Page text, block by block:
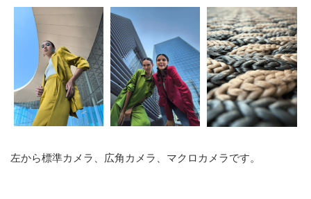
左から標準カメラ、広角カメラ、マクロカメラです。